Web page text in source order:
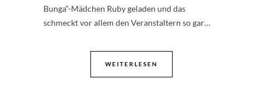
Bunga“-Mädchen Ruby geladen und das
schmeckt vor allem den Veranstaltern so gar…
WEITERLESEN